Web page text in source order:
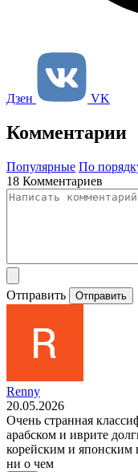
Дзен VK
Комментарии
Популярные По
18 Комментариев
Отправить Отправить
Renny
20.05.2026
Очень странная
арабском и иврите
корейским и японским
ни о чем